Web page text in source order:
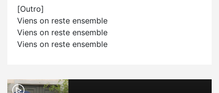
[Outro]
Viens on reste ensemble
Viens on reste ensemble
Viens on reste ensemble